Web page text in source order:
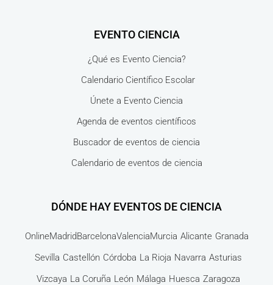
EVENTO CIENCIA
¿Qué es Evento Ciencia?
Calendario Científico Escolar
Únete a Evento Ciencia
Agenda de eventos científicos
Buscador de eventos de ciencia
Calendario de eventos de ciencia
DÓNDE HAY EVENTOS DE CIENCIA
OnlineMadridBarcelonaValenciaMurcia Alicante Granada
Sevilla Castellón Córdoba La Rioja Navarra Asturias
Vizcaya La Coruña León Málaga Huesca Zaragoza